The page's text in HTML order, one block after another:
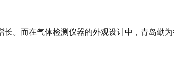
。而在气体检测仪器的外观设计中，青岛勤